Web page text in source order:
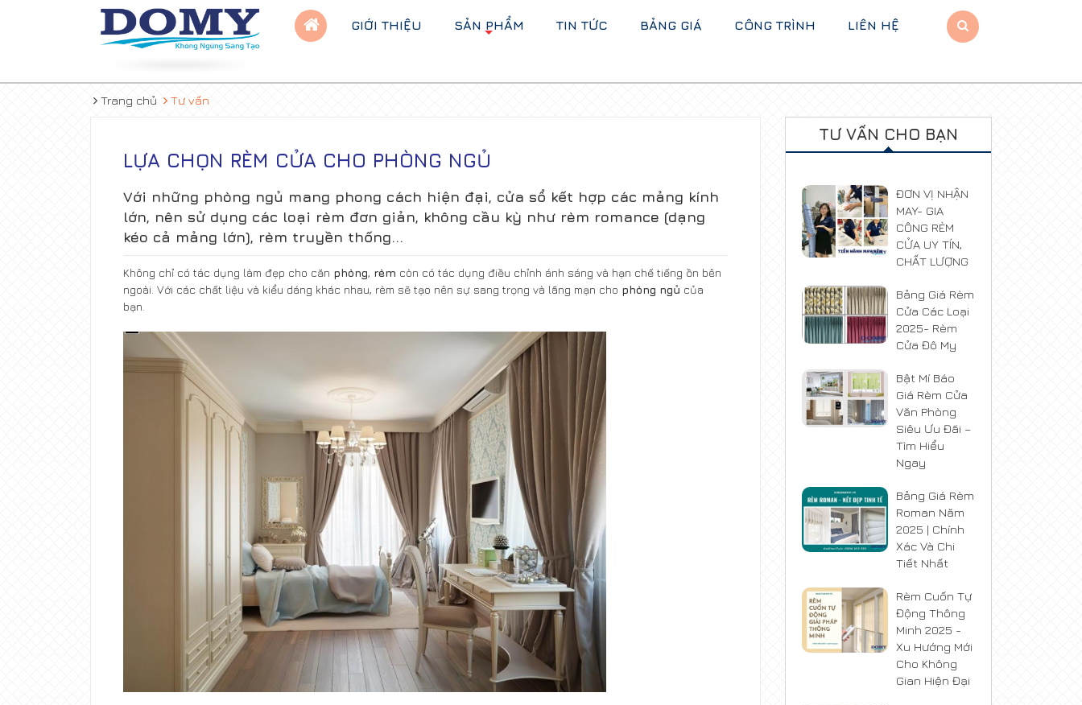
GIỚI THIỆU SẢN PHẨM TIN TỨC BẢNG GIÁ CÔNG TRÌNH LIÊN HỆ
Trang chủ Tư vấn
LỰA CHỌN RÈM CỬA CHO PHÒNG NGỦ
Với những phòng ngủ mang phong cách hiện đại, cửa sổ kết hợp các mảng kính
lớn, nên sử dụng các loại rèm đơn giản, không cầu kỳ như rèm romance (dạng
kéo cả mảng lớn), rèm truyền thống...
Không chỉ có tác dụng làm đẹp cho căn phòng, rèm còn có tác dụng điều chỉnh ánh sáng và hạn chế tiếng ồn bên
ngoài. Với các chất liệu và kiểu dáng khác nhau, rèm sẽ tạo nên sự sang trọng và lãng mạn cho phòng ngủ của
bạn.
TƯ VẤN CHO BẠN
ĐƠN VỊ NHẬN
MAY- GIA
CÔNG RÈM
CỬA UY TÍN,
CHẤT LƯỢNG
Bảng Giá Rèm
Cửa Các Loại
2025- Rèm
Cửa Đô My
Bật Mí Báo
Giá Rèm Cửa
Văn Phòng
Siêu Ưu Đãi –
Tìm Hiểu
Ngay
Bảng Giá Rèm
Roman Năm
2025 | Chính
Xác Và Chi
Tiết Nhất
Rèm Cuốn Tự
Động Thông
Minh 2025 -
Xu Hướng Mới
Cho Không
Gian Hiện Đại